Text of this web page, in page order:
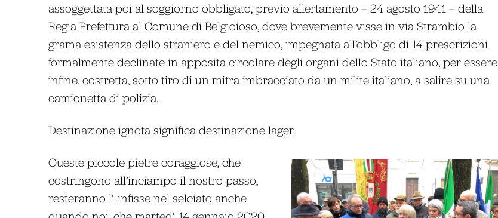
assoggettata poi al soggiorno obbligato, previo allertamento – 24 agosto 1941 – della
Regia Prefettura al Comune di Belgioioso, dove brevemente visse in via Strambio la
grama esistenza dello straniero e del nemico, impegnata all’obbligo di 14 prescrizioni
formalmente declinate in apposita circolare degli organi dello Stato italiano, per essere
infine, costretta, sotto tiro di un mitra imbracciato da un milite italiano, a salire su una
camionetta di polizia.
Destinazione ignota significa destinazione lager.
Queste piccole pietre coraggiose, che
costringono all’inciampo il nostro passo,
resteranno lì infisse nel selciato anche